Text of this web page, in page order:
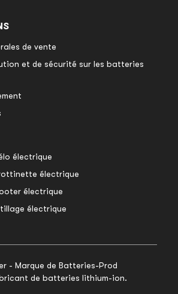
de vente
et de sécurité sur les batteries
électrique
électrique
électrique
électrique
- Marque de Batteries-Prod
de batteries lithium-ion.